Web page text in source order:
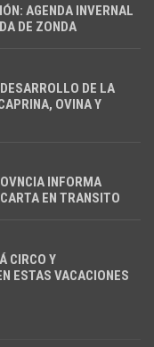
AGENDA INVERNAL
DE ZONDA
DE LA
OVINA Y
INFORMA
EN TRANSITO
CIRCO Y
ESTAS VACACIONES